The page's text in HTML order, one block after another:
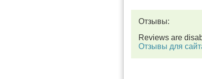
Отзывы:
Reviews are
Отзывы для